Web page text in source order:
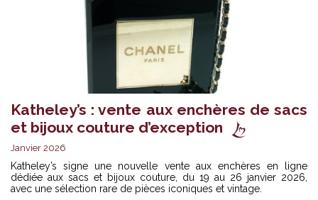
Katheley’s : vente aux enchères de sacs
et bijoux couture d’exception
Janvier 2026
Katheley’s signe une nouvelle vente aux enchères en ligne
dédiée aux sacs et bijoux couture, du 19 au 26 janvier 2026,
avec une sélection rare de pièces iconiques et vintage.